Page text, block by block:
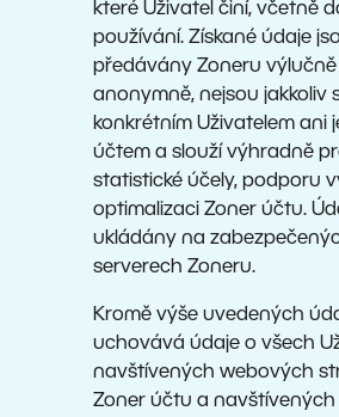
které Uživatel činí, včetně
používání. Získané údaje
předávány Zoneru výlučně
anonymně, nejsou jakkoliv
konkrétním Uživatelem ani
účtem a slouží výhradně
statistické účely, podporu
optimalizaci Zoner účtu.
ukládány na
serverech Zoneru.
Kromě výše uvedených
uchovává údaje o všech
navštívených webových
Zoner účtu a navštívených